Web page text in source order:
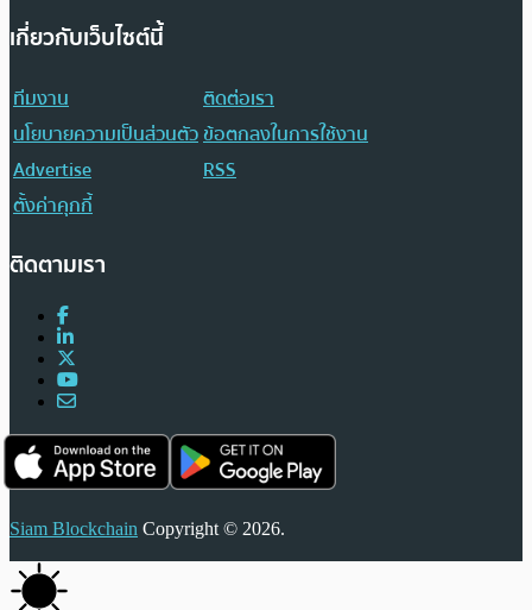
เกี่ยวกับเว็บไซต์นี้
ทีมงาน
ติดต่อเรา
นโยบายความเป็นส่วนตัวข้อตกลงในการใช้งาน
Advertise
RSS
ตั้งค่าคุกกี้
ติดตามเรา
Siam Blockchain Copyright © 2026.